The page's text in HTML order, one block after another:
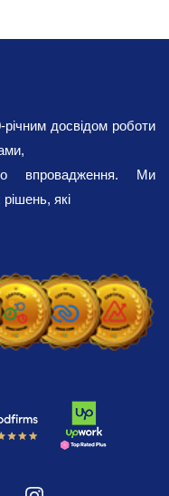
досвідом роботи
впровадження. Ми
які